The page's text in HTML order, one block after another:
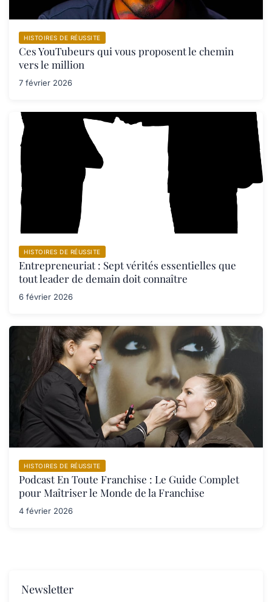
HISTOIRES DE RÉUSSITE
Ces YouTubeurs qui vous proposent le chemin
vers le million
7 février 2026
HISTOIRES DE RÉUSSITE
Entrepreneuriat : Sept vérités essentielles que
tout leader de demain doit connaître
6 février 2026
HISTOIRES DE RÉUSSITE
Podcast En Toute Franchise : Le Guide Complet
pour Maîtriser le Monde de la Franchise
4 février 2026
Newsletter